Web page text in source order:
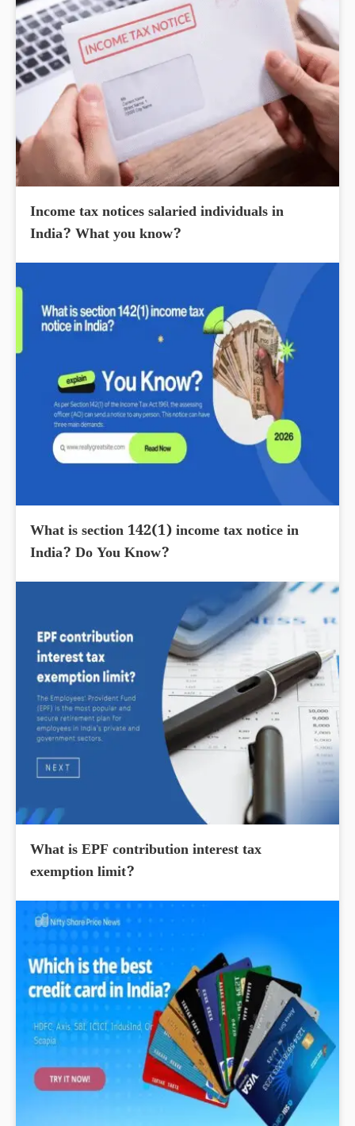
Income tax notices salaried individuals in
India? What you know?
What is section 142(1) income tax notice in
India? Do You Know?
What is EPF contribution interest tax
exemption limit?